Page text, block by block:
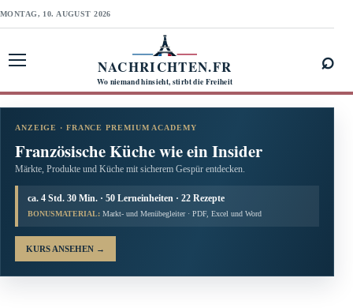
MONTAG, 10. AUGUST 2026
NACHRICHTEN.FR
Wo niemand hinsieht, stirbt die Freiheit
⌕
ANZEIGE · FRANCE PREMIUM ACADEMY
Französische Küche wie ein Insider
Märkte, Produkte und Küche mit sicherem Gespür entdecken.
ca. 4 Std. 30 Min. · 50 Lerneinheiten · 22 Rezepte
BONUSMATERIAL: Markt- und Menübegleiter · PDF, Excel und Word
KURS ANSEHEN →